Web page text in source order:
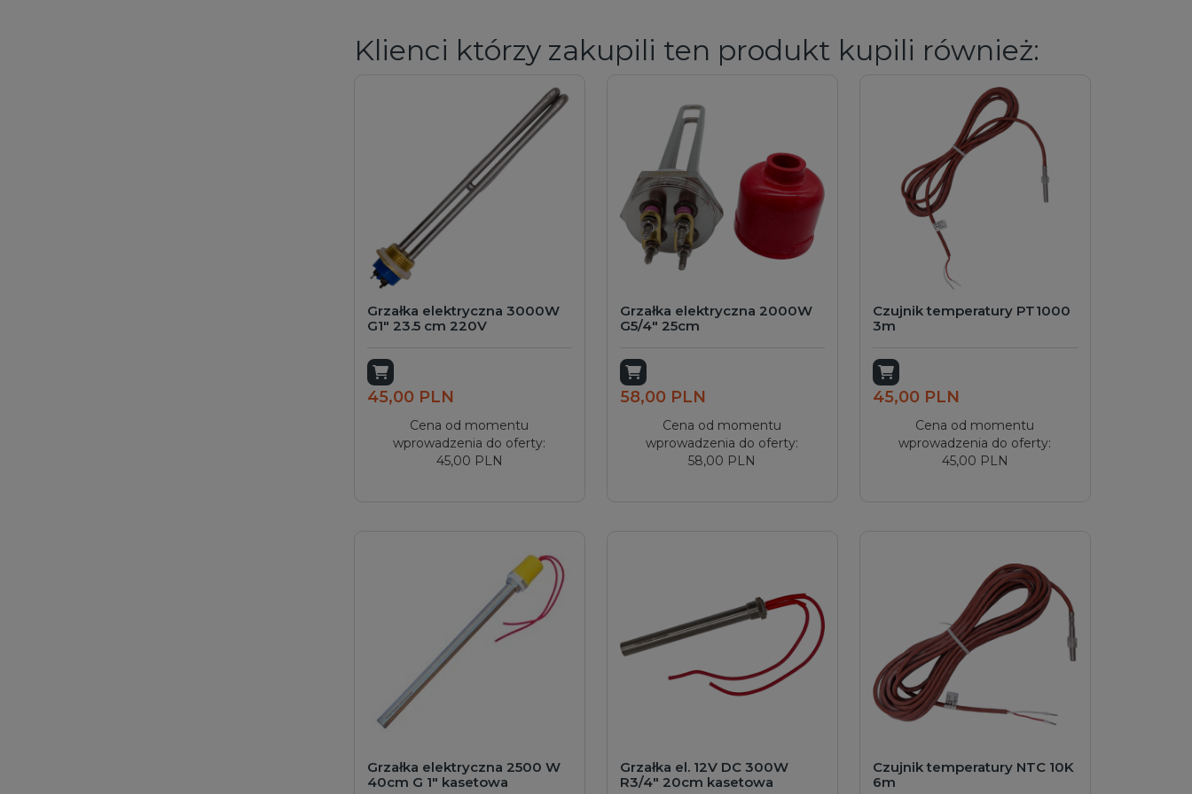
Klienci którzy zakupili ten produkt kupili również:
Grzałka elektryczna 3000W
G1" 23.5 cm 220V
Dodaj do koszyka
45,00 PLN
Cena od momentu
wprowadzenia do oferty:
45,00 PLN
Grzałka elektryczna 2000W
G5/4" 25cm
Dodaj do koszyka
58,00 PLN
Cena od momentu
wprowadzenia do oferty:
58,00 PLN
Czujnik temperatury PT1000
3m
Dodaj do koszyka
45,00 PLN
Cena od momentu
wprowadzenia do oferty:
45,00 PLN
Grzałka elektryczna 2500 W
40cm G 1" kasetowa
Grzałka el. 12V DC 300W
R3/4" 20cm kasetowa
Czujnik temperatury NTC 10K
6m